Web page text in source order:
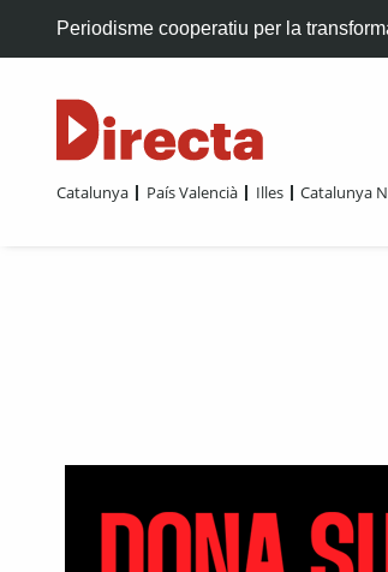
Periodisme cooperatiu per la
Catalunya País Valencià Illes Catalunya